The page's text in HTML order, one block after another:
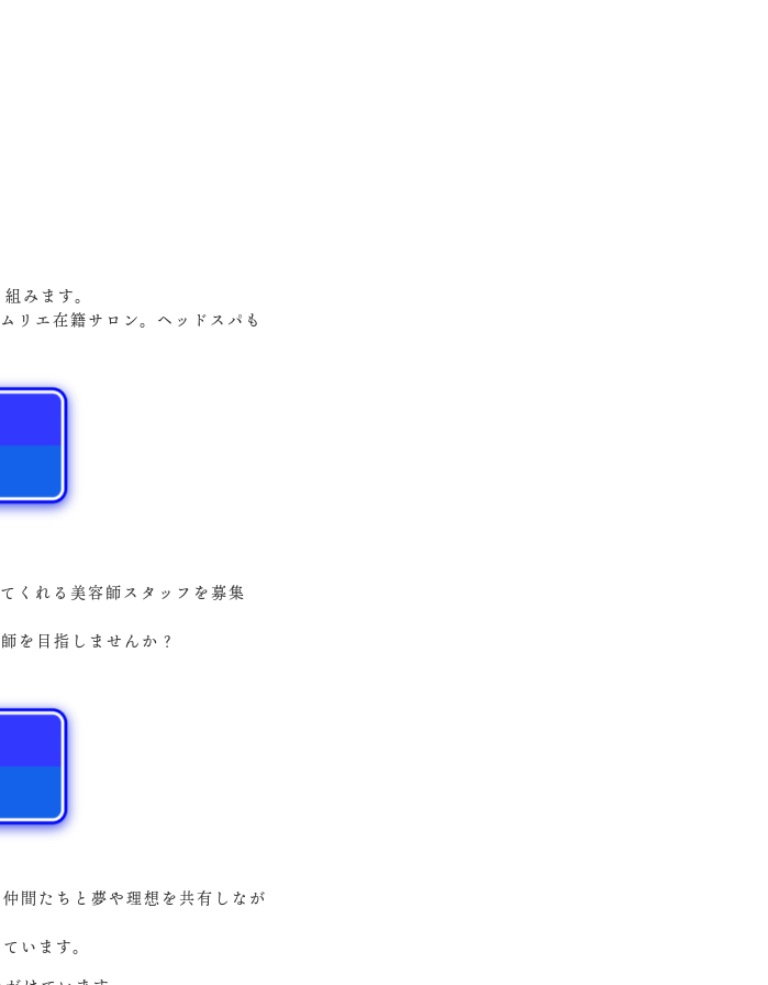
みます。
リエ在籍サロン。ヘッドスパも
くれる美容師スタッフを募集
を目指しませんか？
間たちと夢や理想を共有しなが
います。